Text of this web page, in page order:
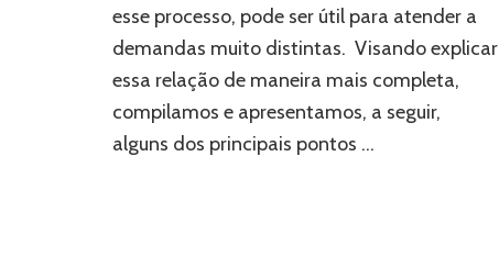
empresas
esse processo, pode ser útil para atender a
demandas muito distintas. Visando explicar
essa relação de maneira mais completa,
compilamos e apresentamos, a seguir,
alguns dos principais pontos …